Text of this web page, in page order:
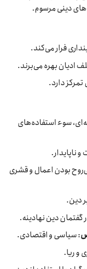
دینی مرسوم.
فرار می‌کند.
ادیان بهره می‌برند.
دارد.
سوء استفاده‌های
ناپایدار.
بودن اعمال و قشری
دین.
دین نهادینه.
: سیاسی و اقتصادی.
و ریا.